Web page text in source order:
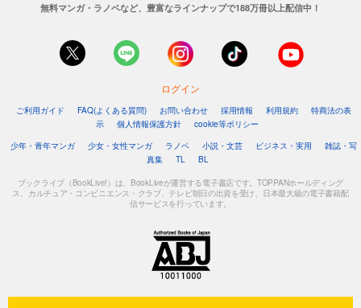
無料マンガ・ラノベなど、豊富なラインナップで188万冊以上配信中！
ログイン
ご利用ガイド FAQ(よくある質問) お問い合わせ 採用情報 利用規約
特商法の表
示
個人情報保護方針
cookie等ポリシー
少年・青年マンガ
少女・女性マンガ ラノベ 小説・文芸 ビジネス・実用
雑誌・写
真集
TL BL
ブックライブ（BookLive!）は、BookLiveが運営する電子書店です。TOPPANホールディング
ス、カルチュア・コンビニエンス・クラブ、テレビ朝日の出資を受け、日本最大級の電子書籍配
信サービスを行っています。